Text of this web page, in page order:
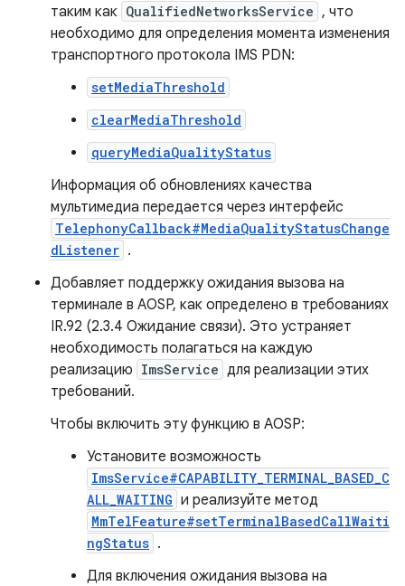
таким как QualifiedNetworksService , что
необходимо для определения момента изменения
транспортного протокола IMS PDN:
setMediaThreshold
clearMediaThreshold
queryMediaQualityStatus
Информация об обновлениях качества
мультимедиа передается через интерфейс
TelephonyCallback#MediaQualityStatusChange
dListener .
Добавляет поддержку ожидания вызова на
терминале в AOSP, как определено в требованиях
IR.92 (2.3.4 Ожидание связи). Это устраняет
необходимость полагаться на каждую
реализацию ImsService для реализации этих
требований.
Чтобы включить эту функцию в AOSP:
Установите возможность
ImsService#CAPABILITY_TERMINAL_BASED_C
ALL_WAITING и реализуйте метод
MmTelFeature#setTerminalBasedCallWaiti
ngStatus .
Для включения ожидания вызова на